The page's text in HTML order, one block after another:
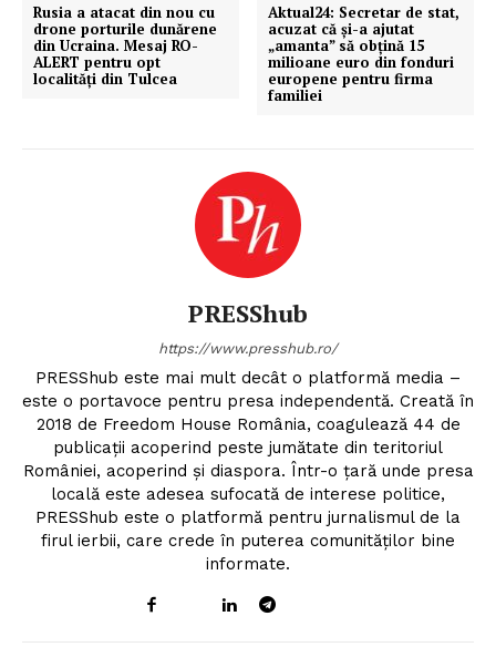
Rusia a atacat din nou cu
drone porturile dunărene
din Ucraina. Mesaj RO-
ALERT pentru opt
localități din Tulcea
Aktual24: Secretar de stat,
acuzat că și-a ajutat
„amanta” să obțină 15
milioane euro din fonduri
europene pentru firma
familiei
PRESShub
https://www.presshub.ro/
PRESShub este mai mult decât o platformă media –
este o portavoce pentru presa independentă. Creată în
2018 de Freedom House România, coagulează 44 de
publicații acoperind peste jumătate din teritoriul
României, acoperind și diaspora. Într-o țară unde presa
locală este adesea sufocată de interese politice,
PRESShub este o platformă pentru jurnalismul de la
firul ierbii, care crede în puterea comunităților bine
informate.